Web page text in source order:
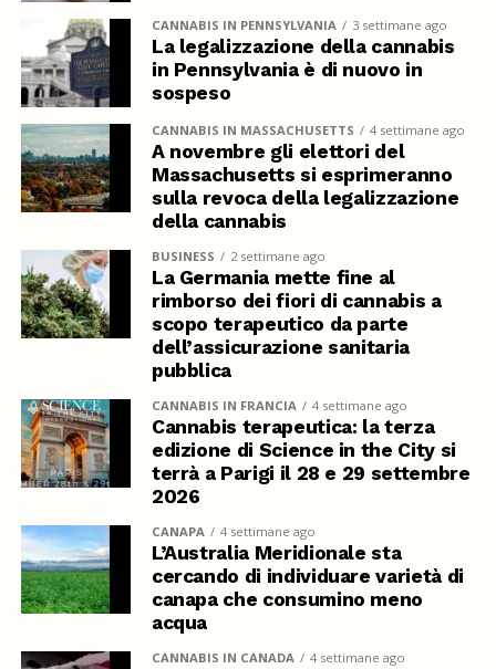
CANNABIS IN PENNSYLVANIA 3 settimane ago
La legalizzazione della cannabis
in Pennsylvania è di nuovo in
sospeso
CANNABIS IN MASSACHUSETTS 4 settimane ago
A novembre gli elettori del
Massachusetts si esprimeranno
sulla revoca della legalizzazione
della cannabis
BUSINESS 2 settimane ago
La Germania mette fine al
rimborso dei fiori di cannabis a
scopo terapeutico da parte
dell’assicurazione sanitaria
pubblica
CANNABIS IN FRANCIA 4 settimane ago
Cannabis terapeutica: la terza
edizione di Science in the City si
terrà a Parigi il 28 e 29 settembre
2026
CANAPA 4 settimane ago
L’Australia Meridionale sta
cercando di individuare varietà di
canapa che consumino meno
acqua
CANNABIS IN CANADA 4 settimane ago